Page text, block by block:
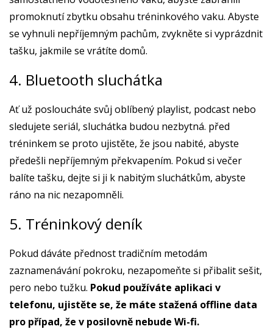
promoknutí zbytku obsahu tréninkového vaku. Abyste
se vyhnuli nepříjemným pachům, zvykněte si vyprázdnit
tašku, jakmile se vrátíte domů.
4. Bluetooth sluchátka
Ať už posloucháte svůj oblíbený playlist, podcast nebo
sledujete seriál, sluchátka budou nezbytná. před
tréninkem se proto ujistěte, že jsou nabité, abyste
předešli nepříjemným překvapením. Pokud si večer
balíte tašku, dejte si ji k nabitým sluchátkům, abyste
ráno na nic nezapomněli.
5. Tréninkový deník
Pokud dáváte přednost tradičním metodám
zaznamenávání pokroku, nezapomeňte si přibalit sešit,
pero nebo tužku. Pokud používáte aplikaci v
telefonu, ujistěte se, že máte stažená offline data
pro případ, že v posilovně nebude Wi-fi.